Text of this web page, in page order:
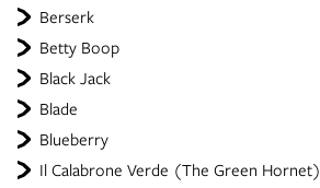
Berserk
Betty Boop
Black Jack
Blade
Blueberry
Il Calabrone Verde (The Green Hornet)